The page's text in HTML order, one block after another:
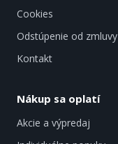
Cookies
Odstúpenie od zmluvy
Kontakt
Nákup sa oplatí
Akcie a výpredaj